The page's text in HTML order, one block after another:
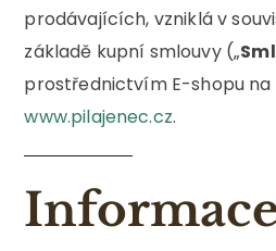
prodávajících, vzniklá v
základě kupní smlouvy („
prostřednictvím E-shopu
www.pilajenec.cz.
Informace